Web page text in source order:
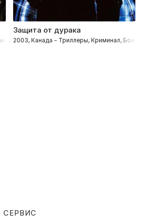
Криминал
Защита от дурака
2003, Канада – Триллеры, Криминал, Боевики,
СЕРВИС